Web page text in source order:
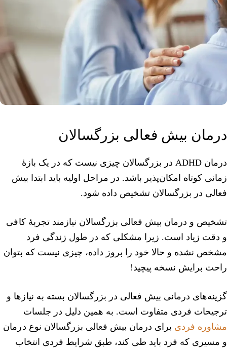
درمان بیش فعالی بزرگسالان
درمان ADHD در بزرگسالان چیزی نیست که در یک بازهٔ
زمانی کوتاه امکان‌پذیر باشد. در مراحل اولیه باید ابتدا بیش
فعالی در بزرگسالان تشخیص داده شود.
تشخیص و درمان بیش فعالی بزرگسالان نیازمند تجربهٔ کافی
و دقت زیاد است. زیرا مشکلی که در طول زندگی فرد
مشخص نشده و حالا خود را بروز داده، چیزی نیست که بتوان
راحت برایش نسخه پیچید!
گزینه‌های درمانی بیش فعالی در بزرگسالان بسته به نیازها و
ترجیحات فردی متفاوت است. به همین دلیل در جلسات
مشاوره فردی برای درمان بیش فعالی بزرگسالان نوع درمان
و مسیری که فرد باید طی کند، طبق شرایط فردی انتخاب